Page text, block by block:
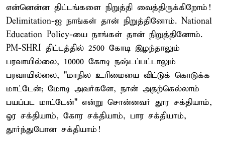
என்னென்ன திட்டங்களை நிறுத்தி வைத்திருக்கிறோம்!
Delimitation-ஐ நாங்கள் தான் நிறுத்தினோம். National
Education Policy-யை நாங்கள் தான் நிறுத்தினோம்.
PM-SHRI திட்டத்தில் 2500 கோடி இழந்தாலும்
பரவாயில்லை, 10000 கோடி நஷ்டப்பட்டாலும்
பரவாயில்லை, "மாநில உரிமையை விட்டுக் கொடுக்க
மாட்டேன்; மோடி அவர்களே, நான் அதற்கெல்லாம்
பயப்பட மாட்டேன்" என்று சொன்னவர் தூர சக்தியாம்,
ஓர சக்தியாம், கோர சக்தியாம், பார சக்தியாம்,
தூர்ந்துபோன சக்தியாம்!